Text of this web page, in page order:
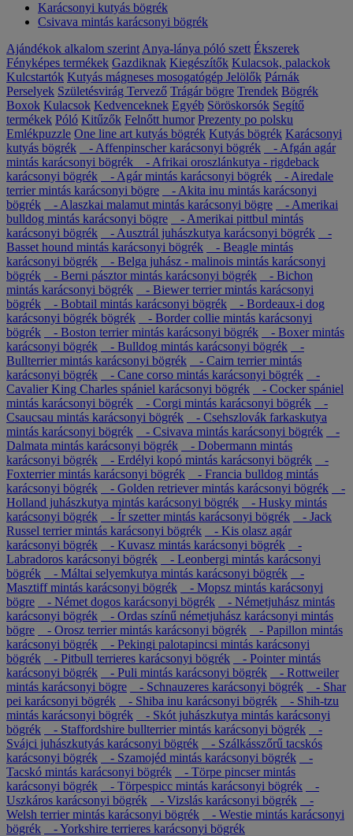
Karácsonyi kutyás bögrék
Csivava mintás karácsonyi bögrék
Ajándékok alkalom szerint Anya-lánya póló szett Ékszerek
Fényképes termékek Gazdiknak Kiegészítők Kulacsok, palackok
Kulcstartók Kutyás mágneses mosogatógép Jelölők Párnák
Perselyek Születésvirág Tervező Trágár bögre Trendek Bögrék
Boxok Kulacsok Kedvenceknek Egyéb Söröskorsók Segítő
termékek Póló Kitűzők Felnőtt humor Prezenty po polsku
Emlékpuzzle One line art kutyás bögrék Kutyás bögrék Karácsonyi
kutyás bögrék
- Affenpinscher karácsonyi bögrék
- Afgán agár
mintás karácsonyi bögrék
- Afrikai oroszlánkutya - rigdeback
karácsonyi bögrék
- Agár mintás karácsonyi bögrék
- Airedale
terrier mintás karácsonyi bögre
- Akita inu mintás karácsonyi
bögrék
- Alaszkai malamut mintás karácsonyi bögre
- Amerikai
bulldog mintás karácsonyi bögre
- Amerikai pittbul mintás
karácsonyi bögrék
- Ausztrál juhászkutya karácsonyi bögrék
-
Basset hound mintás karácsonyi bögrék
- Beagle mintás
karácsonyi bögrék
- Belga juhász - malinois mintás karácsonyi
bögrék
- Berni pásztor mintás karácsonyi bögrék
- Bichon
mintás karácsonyi bögrék
- Biewer terrier mintás karácsonyi
bögrék
- Bobtail mintás karácsonyi bögrék
- Bordeaux-i dog
karácsonyi bögrék bögrék
- Border collie mintás karácsonyi
bögrék
- Boston terrier mintás karácsonyi bögrék
- Boxer mintás
karácsonyi bögrék
- Bulldog mintás karácsonyi bögrék
-
Bullterrier mintás karácsonyi bögrék
- Cairn terrier mintás
karácsonyi bögrék
- Cane corso mintás karácsonyi bögrék
-
Cavalier King Charles spániel karácsonyi bögrék
- Cocker spániel
mintás karácsonyi bögrék
- Corgi mintás karácsonyi bögrék
-
Csaucsau mintás karácsonyi bögrék
- Csehszlovák farkaskutya
mintás karácsonyi bögrék
- Csivava mintás karácsonyi bögrék
-
Dalmata mintás karácsonyi bögrék
- Dobermann mintás
karácsonyi bögrék
- Erdélyi kopó mintás karácsonyi bögrék
-
Foxterrier mintás karácsonyi bögrék
- Francia bulldog mintás
karácsonyi bögrék
- Golden retriever mintás karácsonyi bögrék
-
Holland juhászkutya mintás karácsonyi bögrék
- Husky mintás
karácsonyi bögrék
- Ír szetter mintás karácsonyi bögrék
- Jack
Russel terrier mintás karácsonyi bögrék
- Kis olasz agár
karácsonyi bögrék
- Kuvasz mintás karácsonyi bögrék
-
Labradoros karácsonyi bögrék
- Leonbergi mintás karácsonyi
bögrék
- Máltai selyemkutya mintás karácsonyi bögrék
-
Masztiff mintás karácsonyi bögrék
- Mopsz mintás karácsonyi
bögre
- Német dogos karácsonyi bögrék
- Németjuhász mintás
karácsonyi bögrék
- Ordas színű németjuhász karácsonyi mintás
bögre
- Orosz terrier mintás karácsonyi bögrék
- Papillon mintás
karácsonyi bögrék
- Pekingi palotapincsi mintás karácsonyi
bögrék
- Pitbull terrieres karácsonyi bögrék
- Pointer mintás
karácsonyi bögrék
- Puli mintás karácsonyi bögrék
- Rottweiler
mintás karácsonyi bögre
- Schnauzeres karácsonyi bögrék
- Shar
pei karácsonyi bögrék
- Shiba inu karácsonyi bögrék
- Shih-tzu
mintás karácsonyi bögrék
- Skót juhászkutya mintás karácsonyi
bögrék
- Staffordshire bullterrier mintás karácsonyi bögrék
-
Svájci juhászkutyás karácsonyi bögrék
- Szálkásszőrű tacskós
karácsonyi bögrék
- Szamojéd mintás karácsonyi bögrék
-
Tacskó mintás karácsonyi bögrék
- Törpe pincser mintás
karácsonyi bögrék
- Törpespicc mintás karácsonyi bögrék
-
Uszkáros karácsonyi bögrék
- Vizslás karácsonyi bögrék
-
Welsh terrier mintás karácsonyi bögrék
- Westie mintás karácsonyi
bögrék
- Yorkshire terrieres karácsonyi bögrék